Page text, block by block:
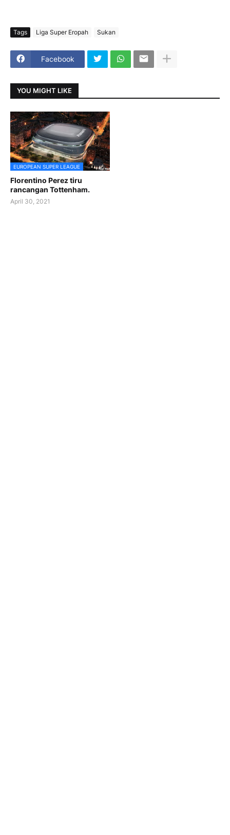
Tags Liga Super Eropah Sukan
Facebook
YOU MIGHT LIKE
EUROPEAN SUPER LEAGUE
Florentino Perez tiru
rancangan Tottenham.
April 30, 2021